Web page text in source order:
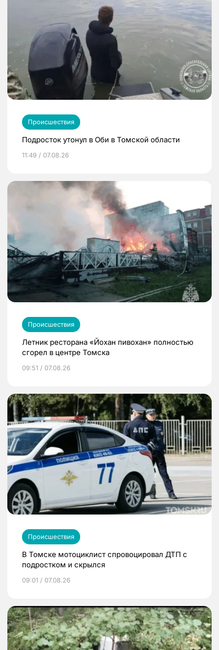
Происшествия
Подросток утонул в Оби в Томской области
11:49 / 07.08.26
Происшествия
Летник ресторана «Йохан пивохан» полностью
сгорел в центре Томска
09:51 / 07.08.26
Происшествия
В Томске мотоциклист спровоцировал ДТП с
подростком и скрылся
09:01 / 07.08.26